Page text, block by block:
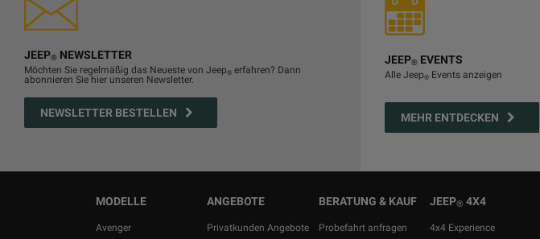
JEEP® NEWSLETTER
Möchten Sie regelmäßig das Neueste von Jeep® erfahren? Dann
abonnieren Sie hier unseren Newsletter.
NEWSLETTER BESTELLEN
JEEP® EVENTS
Alle Jeep® Events anzeigen
MEHR ENTDECKEN
MODELLE
Avenger
ANGEBOTE
Privatkunden Angebote
BERATUNG & KAUF
Probefahrt anfragen
JEEP® 4X4
4x4 Experience